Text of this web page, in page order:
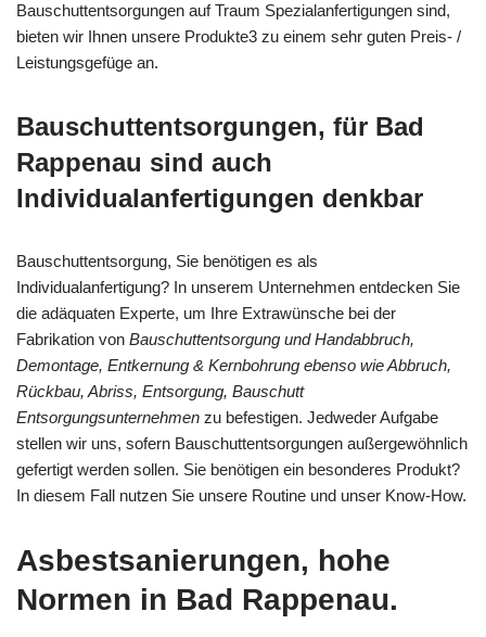
Bauschuttentsorgungen auf Traum Spezialanfertigungen sind,
bieten wir Ihnen unsere Produkte3 zu einem sehr guten Preis- /
Leistungsgefüge an.
Bauschuttentsorgungen, für Bad
Rappenau sind auch
Individualanfertigungen denkbar
Bauschuttentsorgung, Sie benötigen es als
Individualanfertigung? In unserem Unternehmen entdecken Sie
die adäquaten Experte, um Ihre Extrawünsche bei der
Fabrikation von Bauschuttentsorgung und Handabbruch,
Demontage, Entkernung & Kernbohrung ebenso wie Abbruch,
Rückbau, Abriss, Entsorgung, Bauschutt
Entsorgungsunternehmen zu befestigen. Jedweder Aufgabe
stellen wir uns, sofern Bauschuttentsorgungen außergewöhnlich
gefertigt werden sollen. Sie benötigen ein besonderes Produkt?
In diesem Fall nutzen Sie unsere Routine und unser Know-How.
Asbestsanierungen, hohe
Normen in Bad Rappenau.